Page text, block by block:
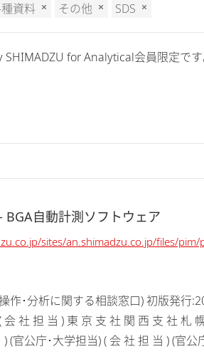
資料
その他 SDS
SHIMADZU for Analytical会員限定で
BGA自動計測ソフトウェア
sites/an.shimadzu.co.jp/files/
作･分析に関する相談窓口) 初版発
会 社 担 当 ) 東 京 支 社 関 西 支 社 札
(官公庁･大学担当) ( 会 社 担 当 ) (官公